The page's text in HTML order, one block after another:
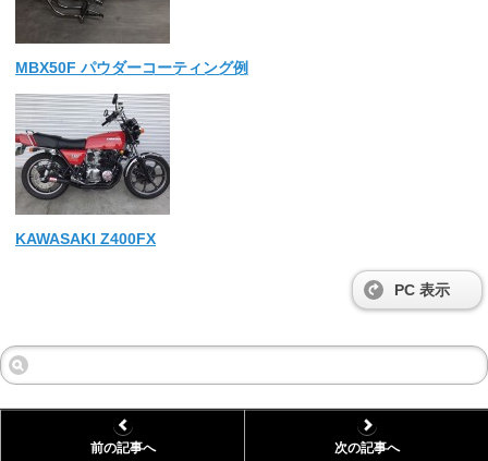
MBX50F パウダーコーティング例
KAWASAKI Z400FX
PC 表示
前の記事へ 次の記事へ